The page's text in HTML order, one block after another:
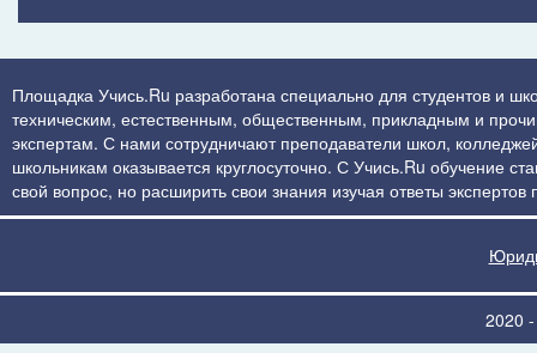
Площадка Учись.Ru разработана специально для студентов и
техническим, естественным, общественным, прикладным и
экспертам. С нами сотрудничают преподаватели школ,
школьникам оказывается круглосуточно. С Учись.Ru обучение
свой вопрос, но расширить свои знания изучая ответы
2020